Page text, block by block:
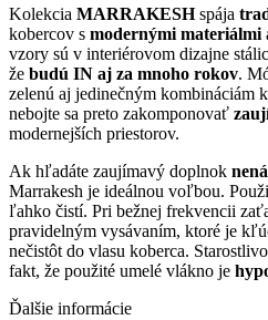
Kolekcia MARRAKESHspája
kobercov s modernými materiálmi
vzory sú v interiérovom dizajne
že budú IN aj za mnoho rokov.
zelenú aj jedinečným kombináciám
nebojte sa preto zakomponovať
modernejších priestorov.
Ak hľadáte zaujímavý doplnok
Marrakesh je ideálnou voľbou.
ľahko čistí. Pri bežnej frekvencii
pravidelným vysávaním, ktoré je
nečistôt do vlasu koberca.
fakt, že použité umelé vlákno je
Ďalšie informácie